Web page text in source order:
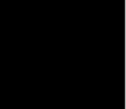
y general
.